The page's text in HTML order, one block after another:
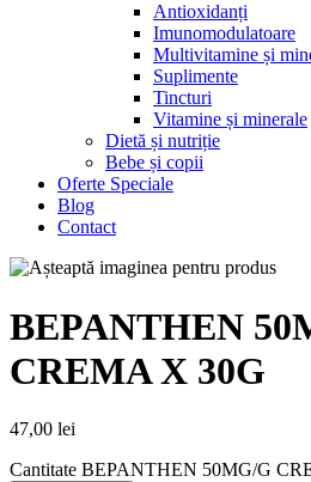
Antioxidanți
Imunomodulatoare
Multivitamine și
Suplimente
Tincturi
Vitamine și minerale
Dietă și nutriție
Bebe și copii
Oferte Speciale
Blog
Contact
BEPANTHEN
CREMA X 30G
47,00 lei
Cantitate BEPANTHEN 50MG/G